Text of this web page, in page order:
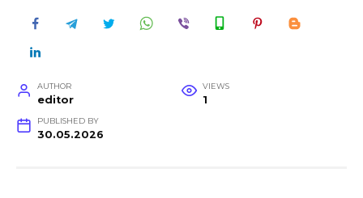
AUTHOR
editor
VIEWS
1
PUBLISHED BY
30.05.2026